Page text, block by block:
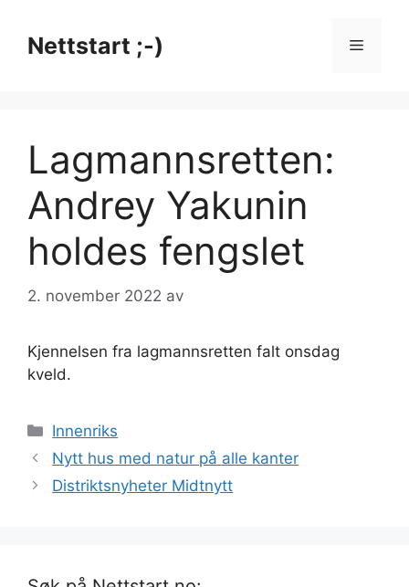
innholdNettstart ;-) Meny
Lagmannsretten:
Andrey Yakunin
holdes fengslet
2. november 2022 av
Kjennelsen fra lagmannsretten falt onsdag
kveld.
Kategorier
Innenriks
Nytt hus med natur på alle kanter
Distriktsnyheter Midtnytt